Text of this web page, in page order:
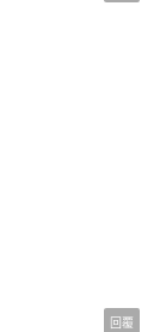
回覆